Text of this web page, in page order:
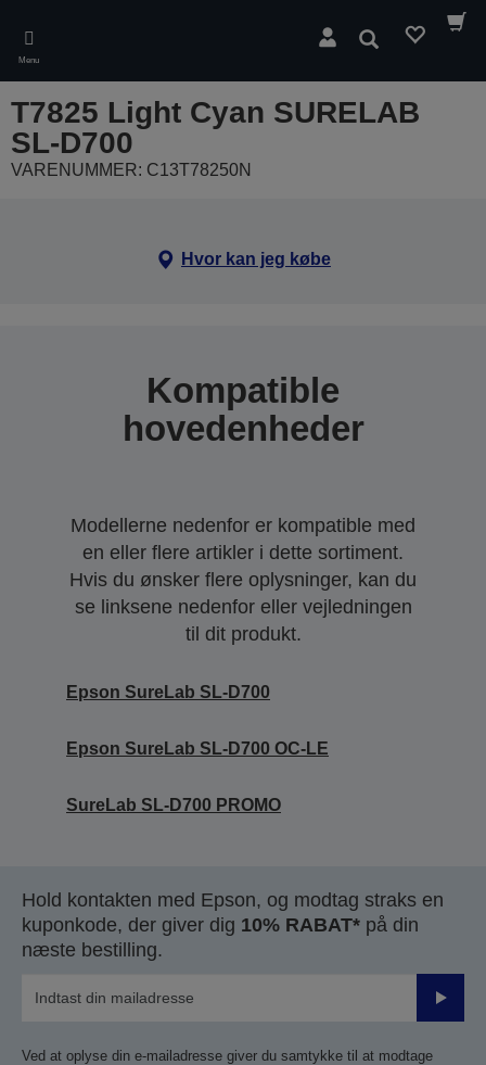
main
content
Menu
Søg
T7825 Light Cyan SURELAB
SL-D700
VARENUMMER: C13T78250N
Hvor kan jeg købe
Kompatible
hovedenheder
Modellerne nedenfor er kompatible med
en eller flere artikler i dette sortiment.
Hvis du ønsker flere oplysninger, kan du
se linksene nedenfor eller vejledningen
til dit produkt.
Epson SureLab SL-D700
Epson SureLab SL-D700 OC-LE
SureLab SL-D700 PROMO
Hold kontakten med Epson, og modtag straks en
kuponkode, der giver dig 10% RABAT* på din
næste bestilling.
Send
Ved at oplyse din e-mailadresse giver du samtykke til at modtage